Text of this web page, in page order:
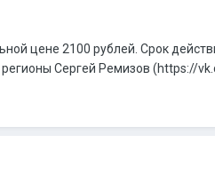
цене 2100 рублей. Срок
Сергей Ремизов (https://